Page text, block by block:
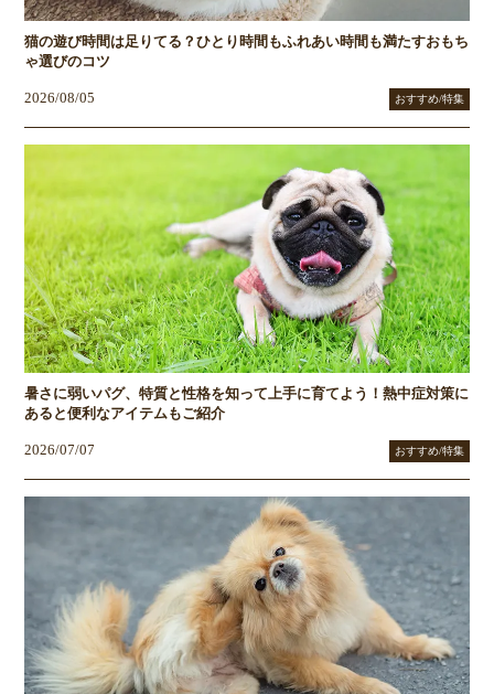
猫の遊び時間は足りてる？ひとり時間もふれあい時間も満たすおもち
ゃ選びのコツ
2026/08/05 おすすめ/特集
暑さに弱いパグ、特質と性格を知って上手に育てよう！熱中症対策に
あると便利なアイテムもご紹介
2026/07/07 おすすめ/特集